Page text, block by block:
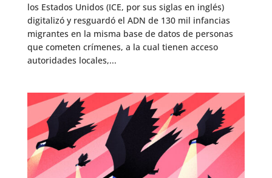
los Estados Unidos (ICE, por sus siglas en inglés) ​
digitalizó y resguardó el ADN de 130 mil infancias
migrantes en la misma base de datos de personas
que cometen crímenes, a la cual tienen acceso
autoridades locales,...